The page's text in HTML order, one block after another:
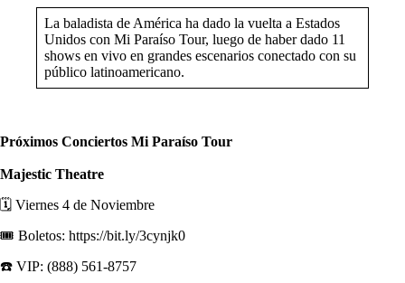
La baladista de América ha dado la vuelta a Estados
Unidos con Mi Paraíso Tour, luego de haber dado 11
shows en vivo en grandes escenarios conectado con su
público latinoamericano.
Próximos Conciertos Mi Paraíso Tour
Majestic Theatre
🗓️ Viernes 4 de Noviembre
🎟️ Boletos: https://bit.ly/3cynjk0
☎️ VIP: (888) 561-8757